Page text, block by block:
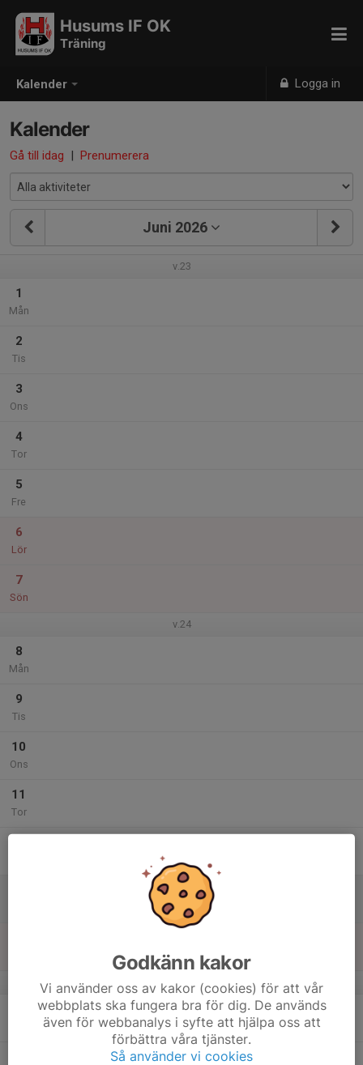
Kalender Logga in
Husums IF OK
Träning
Kalender
Gå till idag | Prenumerera
Juni 2026
v.23
1
Mån
2
Tis
3
Ons
4
Tor
5
Fre
6
Lör
7
Sön
v.24
8
Mån
9
Tis
10
Ons
11
Tor
v.25
Godkänn kakor
Vi använder oss av kakor (cookies) för att vår
webbplats ska fungera bra för dig. De används
även för webbanalys i syfte att hjälpa oss att
förbättra våra tjänster.
Så använder vi cookies